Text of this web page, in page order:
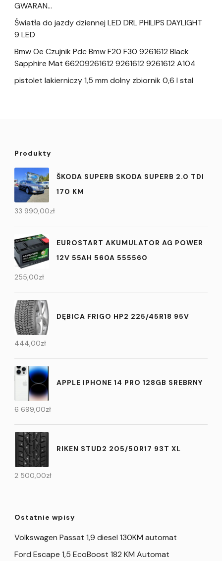
GWARAN…
Światła do jazdy dziennej LED DRL PHILIPS DAYLIGHT
9 LED
Bmw Oe Czujnik Pdc Bmw F20 F30 9261612 Black
Sapphire Mat 66209261612 9261612 9261612 A104
pistolet lakierniczy 1,5 mm dolny zbiornik 0,6 l stal
Produkty
ŠKODA SUPERB SKODA SUPERB 2.0 TDI
170 KM
33 990,00zł
EUROSTART AKUMULATOR AG POWER
12V 55AH 560A 555560
255,00zł
DĘBICA FRIGO HP2 225/45R18 95V
444,00zł
APPLE IPHONE 14 PRO 128GB SREBRNY
6 699,00zł
RIKEN STUD2 205/50R17 93T XL
2 500,00zł
Ostatnie wpisy
Volkswagen Passat 1,9 diesel 130KM automat
Ford Escape 1,5 EcoBoost 182 KM Automat